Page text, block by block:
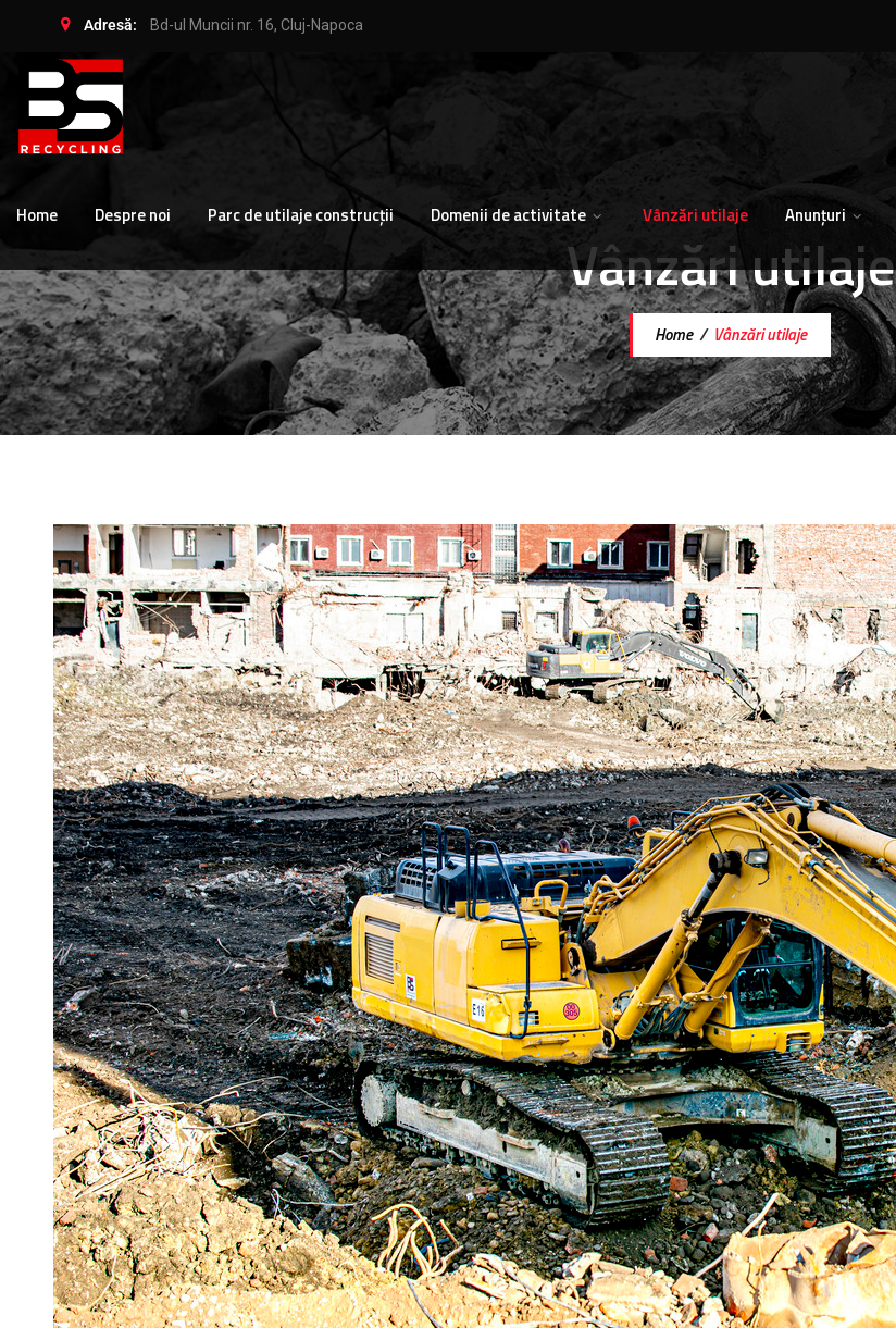
Adresă: Bd-ul Muncii nr. 16, Cluj-Napoca
Home Despre noi Parc de utilaje construcții Domenii de activitate Vânzări utilaje Anunțuri
Vânzări utilaje
Home/ Vânzări utilaje